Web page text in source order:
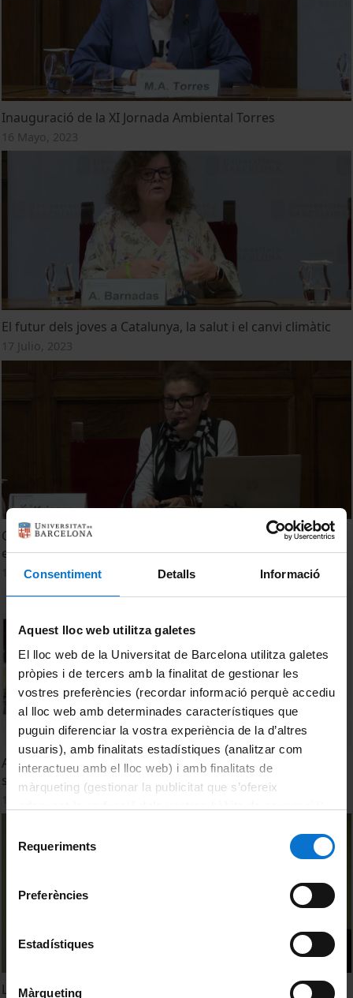
Consentiment Detalls Informació
Aquest lloc web utilitza galetes
El lloc web de la Universitat de Barcelona utilitza galetes
pròpies i de tercers amb la finalitat de gestionar les
vostres preferències (recordar informació perquè accediu
al lloc web amb determinades característiques que
puguin diferenciar la vostra experiència de la d’altres
usuaris), amb finalitats estadístiques (analitzar com
interactueu amb el lloc web) i amb finalitats de
màrqueting (gestionar la publicitat que s’ofereix
consultar laPolítica de galetes del lloc web de la
Requeriments
Preferències
Estadístiques
Màrqueting
Inauguració de la XI Jornada Ambiental Torres
16 Mayo, 2023
El futur dels joves a Catalunya, la salut i el canvi climàtic
17 Julio, 2023
Canvi climàtic i salut mental en infants i adolescents:
ecoansietat
17 Julio, 2023
Ansietat climàtica en infants i joves i les seves opinions
sobre les respostes del govern al canvi climàtic
L’ecoansietat pot radicalitzar l’activisme climàtic?